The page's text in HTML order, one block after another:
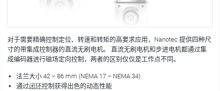
对于需要精确控制定位、转速和转矩的高要求应用，Nanotec 提供四种尺
寸的带集成控制器的直流无刷电机。 直流无刷电机和步进电机都通过集
成编码器进行磁场定向控制，两者的区别仅仅是工作点不同。
法兰大小 42 – 86 mm (NEMA 17 – NEMA 34)
通过闭环控制获得出色的动态性能